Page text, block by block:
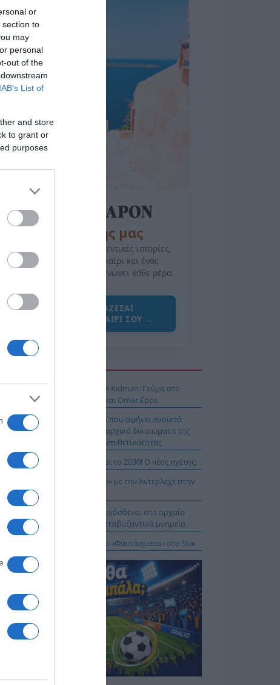
or
section to
may
personal
out of the
IAB’s List of
and store
to grant or
purposes
της Ζωής μας
Οι άνθρωποι, οι αυθεντικές ιστορίες,
το ελληνικό καλοκαίρι και ένας
πολιτισμός που μας ενώνει κάθε μέρα.
ΌΣΑ ΧΡΕΙΆΖΕΣΑΙ
ΓΙΑ ΤΟ ΚΑΛΟΚΑΊΡΙ ΣΟΥ →
Στη Μύκονο βρίσκεται η Nicole Kidman: Γεύμα στο
Nammos μαζί με Zoe Saldaña και Omar Epps
Δούρου: Θολή συμφωνία που αφήνει ανοικτά
ερωτήματα σχετικά με τα κυριαρχικά δικαιώματα της
Ελλάδας έναντι της τουρκικής επιθετικότητας
Ο Μιλάν Βιτάλις στην ΑΕΚ μέχρι το 2030! Ο νέος ηγέτης;
PAOK On Fire: Ψάχνει το «μπαμ» με την Άντερλεχτ στην
Τούμπα!
Λίνα Μενδώνη: Αυτοψία στα Αιγόσθενα, στο αρχαίο
φρούριο, στα βυζαντινά και μεταβυζαντινά μνημεία
Επιδότηση 528.000 ευρώ για τα «Φαντάσματα» στο Star